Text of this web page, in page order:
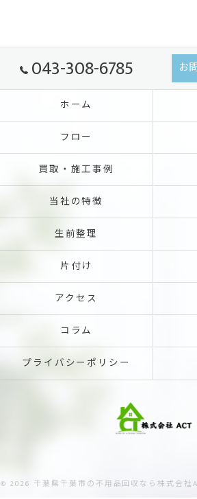
043-308-6785 お
ホーム
フロー
買取・施工事例
当社の特徴
生前整理
片付け
アクセス
コラム
プライバシーポリシー
© 2026 千葉県千葉市の不用品回収なら株式会社